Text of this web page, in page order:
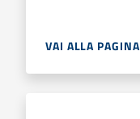
VAI ALLA PAGINA